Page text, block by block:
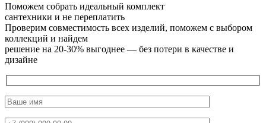
Поможем собрать идеальный комплект
сантехники и не переплатить
Проверим совместимость всех изделий, поможем с выбором
коллекций и найдем
решение на 20-30% выгоднее — без потери в качестве и
дизайне